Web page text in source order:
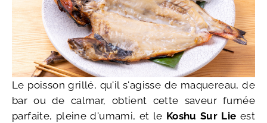
Le poisson grillé, qu'il s'agisse de maquereau, de
bar ou de calmar, obtient cette saveur fumée
parfaite, pleine d'umami, et le Koshu Sur Lie est